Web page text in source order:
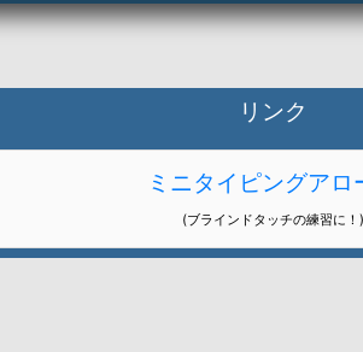
リンク
ミニタイピングアロ
(ブラインドタッチの練習に！)